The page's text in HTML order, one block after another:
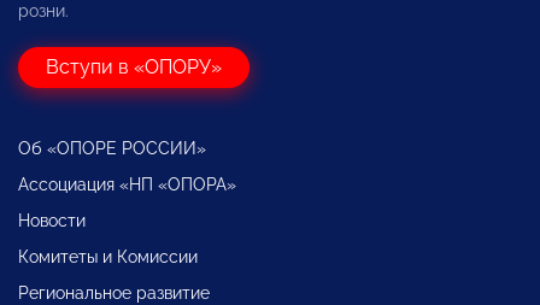
розни.
Вступи в «ОПОРУ»
Об «ОПОРЕ РОССИИ»
Ассоциация «НП «ОПОРА»
Новости
Комитеты и Комиссии
Региональное развитие